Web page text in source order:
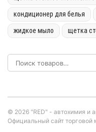
кондиционер для белья
жидкое мыло щетка
© 2026 "RED" - автохимия и
Официальный сайт торговой